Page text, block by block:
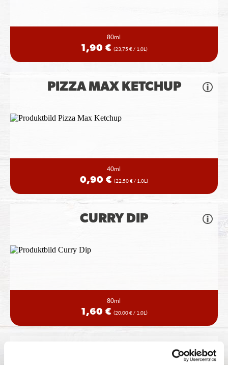
80ml
1,90 € (23,75 € / 1,0L)
PIZZA MAX KETCHUP
40ml
0,90 € (22,50 € / 1,0L)
CURRY DIP
80ml
1,60 € (20,00 € / 1,0L)
KRÄUTERREMOULADE